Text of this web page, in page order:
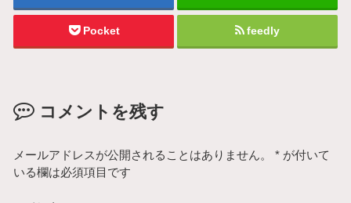
Pocket feedly
コメントを残す
メールアドレスが公開されることはありません。 * が付いて
いる欄は必須項目です